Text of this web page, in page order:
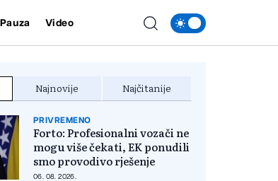
Pauza Video
Najnovije Najčitanije
PRIVREMENO
Forto: Profesionalni vozači ne
mogu više čekati, EK ponudili
smo provodivo rješenje
06. 08. 2026.